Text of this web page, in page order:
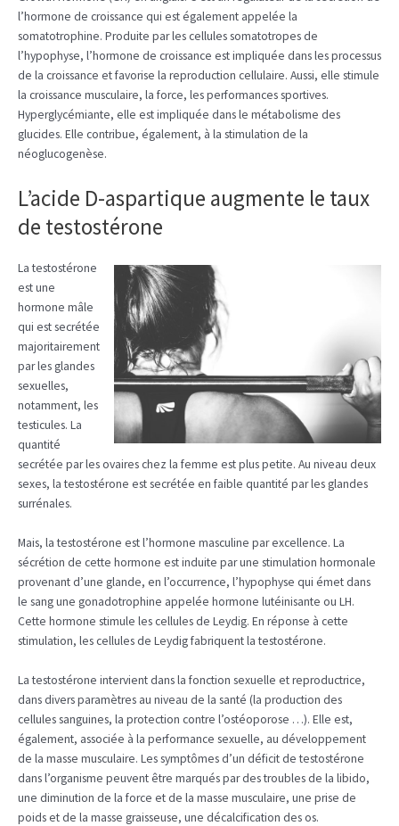
l’hormone de croissance qui est également appelée la
somatotrophine. Produite par les cellules somatotropes de
l’hypophyse, l’hormone de croissance est impliquée dans les processus
de la croissance et favorise la reproduction cellulaire. Aussi, elle stimule
la croissance musculaire, la force, les performances sportives.
Hyperglycémiante, elle est impliquée dans le métabolisme des
glucides. Elle contribue, également, à la stimulation de la
néoglucogenèse.
L’acide D-aspartique augmente le taux
de testostérone
La testostérone
est une
hormone mâle
qui est secrétée
majoritairement
par les glandes
sexuelles,
notamment, les
testicules. La
quantité
secrétée par les ovaires chez la femme est plus petite. Au niveau deux
sexes, la testostérone est secrétée en faible quantité par les glandes
surrénales.
Mais, la testostérone est l’hormone masculine par excellence. La
sécrétion de cette hormone est induite par une stimulation hormonale
provenant d’une glande, en l’occurrence, l’hypophyse qui émet dans
le sang une gonadotrophine appelée hormone lutéinisante ou LH.
Cette hormone stimule les cellules de Leydig. En réponse à cette
stimulation, les cellules de Leydig fabriquent la testostérone.
La testostérone intervient dans la fonction sexuelle et reproductrice,
dans divers paramètres au niveau de la santé (la production des
cellules sanguines, la protection contre l’ostéoporose …). Elle est,
également, associée à la performance sexuelle, au développement
de la masse musculaire. Les symptômes d’un déficit de testostérone
dans l’organisme peuvent être marqués par des troubles de la libido,
une diminution de la force et de la masse musculaire, une prise de
poids et de la masse graisseuse, une décalcification des os.